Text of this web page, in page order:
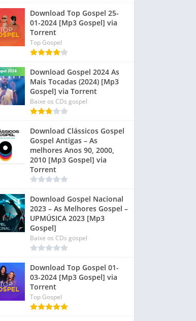
Download Top Gospel 25-
01-2024 [Mp3 Gospel] via
Torrent
Top Gospel
Download Gospel 2024 As
Mais Tocadas (2024) [Mp3
Gospel] via Torrent
Baixe os CDs gospel
Download Clássicos Gospel
Gospel Antigas – As
melhores Anos 90, 2000,
2010 [Mp3 Gospel] via
Torrent
Download Gospel Nacional
2023 – As Melhores Gospel –
UPMÚSICA 2023 [Mp3
Gospel]
Baixe os CDs gospel
Download Top Gospel 01-
03-2024 [Mp3 Gospel] via
Torrent
Top Gospel